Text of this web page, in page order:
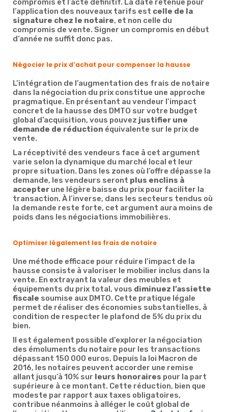
compromis et l’acte définitif. La date retenue pour
l’application des nouveaux tarifs est celle de la
signature chez le notaire, et non celle du
compromis de vente. Signer un compromis en début
d’année ne suffit donc pas.
Négocier le prix d’achat pour compenser la hausse
L’intégration de l’augmentation des frais de notaire
dans la négociation du prix constitue une approche
pragmatique. En présentant au vendeur l’impact
concret de la hausse des DMTO sur votre budget
global d’acquisition, vous pouvez justifier une
demande de réduction équivalente sur le prix de
vente.
La réceptivité des vendeurs face à cet argument
varie selon la dynamique du marché local et leur
propre situation. Dans les zones où l’offre dépasse la
demande, les vendeurs seront plus enclins à
accepter une légère baisse du prix pour faciliter la
transaction. À l’inverse, dans les secteurs tendus où
la demande reste forte, cet argument aura moins de
poids dans les négociations immobilières.
Optimiser légalement les frais de notaire
Une méthode efficace pour réduire l’impact de la
hausse consiste à valoriser le mobilier inclus dans la
vente. En extrayant la valeur des meubles et
équipements du prix total, vous diminuez l’assiette
fiscale soumise aux DMTO. Cette pratique légale
permet de réaliser des économies substantielles, à
condition de respecter le plafond de 5% du prix du
bien.
Il est également possible d’explorer la négociation
des émoluments du notaire pour les transactions
dépassant 150 000 euros. Depuis la loi Macron de
2016, les notaires peuvent accorder une remise
allant jusqu’à 10% sur leurs honoraires pour la part
supérieure à ce montant. Cette réduction, bien que
modeste par rapport aux taxes obligatoires,
contribue néanmoins à alléger le coût global de